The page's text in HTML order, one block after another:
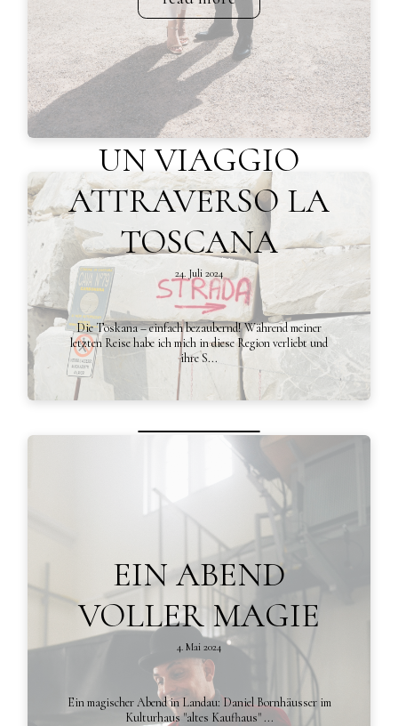
UN VIAGGIO
ATTRAVERSO LA
TOSCANA
24. Juli 2024
Die Toskana – einfach bezaubernd! Während meiner
letzten Reise habe ich mich in diese Region verliebt und
ihre S...
read more
EIN ABEND
VOLLER MAGIE
4. Mai 2024
Ein magischer Abend in Landau: Daniel Bornhäusser im
Kulturhaus "altes Kaufhaus" ...